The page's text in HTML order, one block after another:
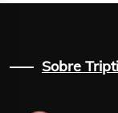
Sobre